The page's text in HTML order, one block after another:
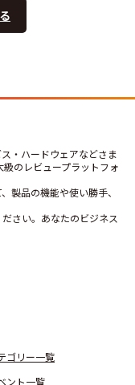
・ハードウェアなどさま
のレビュープラットフォ
製品の機能や使い勝手、
さい。あなたのビジネス
ゴリー一覧
ント一覧